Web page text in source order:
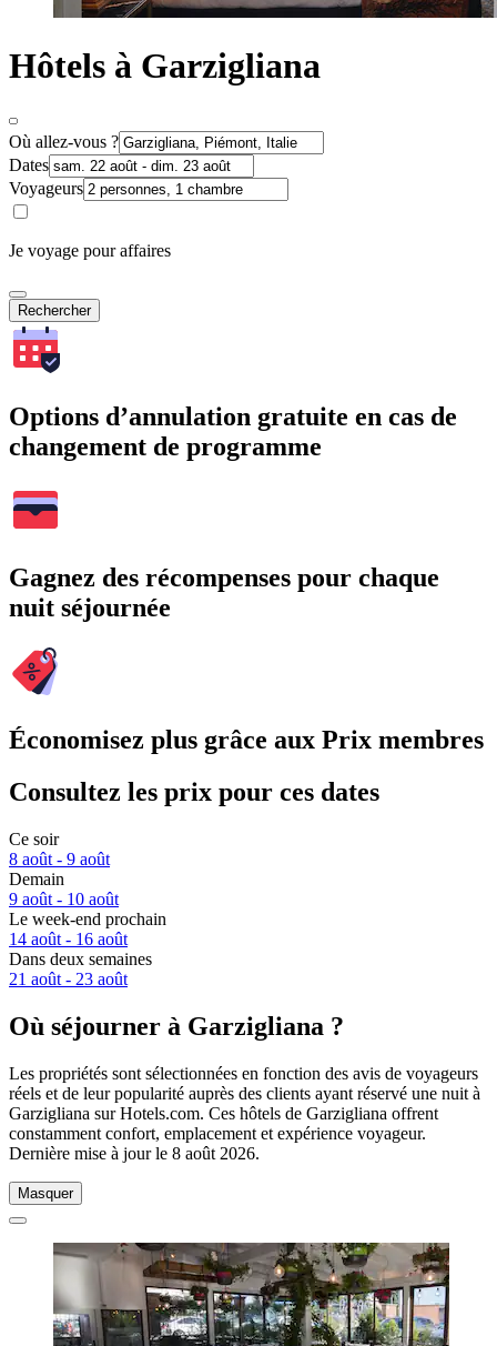
Hôtels à Garzigliana
Où allez-vous ?
Dates
Voyageurs
Je voyage pour affaires
Rechercher
Options d’annulation gratuite en cas de
changement de programme
Gagnez des récompenses pour chaque
nuit séjournée
Économisez plus grâce aux Prix membres
Consultez les prix pour ces dates
Ce soir
8 août - 9 août
Demain
9 août - 10 août
Le week-end prochain
14 août - 16 août
Dans deux semaines
21 août - 23 août
Où séjourner à Garzigliana ?
Les propriétés sont sélectionnées en fonction des avis de voyageurs
réels et de leur popularité auprès des clients ayant réservé une nuit à
Garzigliana sur Hotels.com. Ces hôtels de Garzigliana offrent
constamment confort, emplacement et expérience voyageur.
Dernière mise à jour le 8 août 2026.
Masquer